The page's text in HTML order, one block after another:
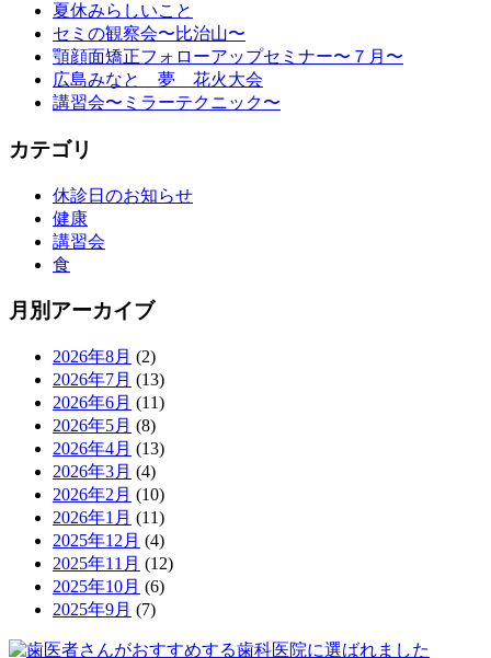
夏休みらしいこと
セミの観察会〜比治山〜
顎顔面矯正フォローアップセミナー〜７月〜
広島みなと 夢 花火大会
講習会〜ミラーテクニック〜
カテゴリ
休診日のお知らせ
健康
講習会
食
月別アーカイブ
2026年8月 (2)
2026年7月 (13)
2026年6月 (11)
2026年5月 (8)
2026年4月 (13)
2026年3月 (4)
2026年2月 (10)
2026年1月 (11)
2025年12月 (4)
2025年11月 (12)
2025年10月 (6)
2025年9月 (7)